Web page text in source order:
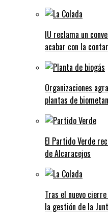
IU reclama un
acabar con la
Organizaciones
plantas de
El Partido Verde
de Alcaracejos
Tras el nuevo
la gestión de la